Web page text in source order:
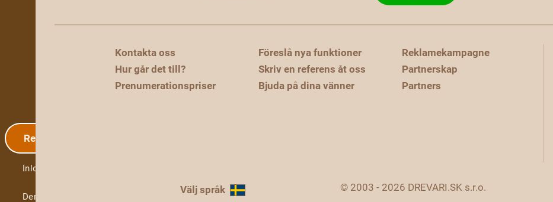
Registrering
Inloggning
Demo
Kontakta oss
Hur går det till?
Prenumerationspriser
Föreslå nya funktioner
Skriv en referens åt oss
Bjuda på dina vänner
Reklamekampagne
Partnerskap
Partners
Välj språk © 2003 - 2026 DREVARI.SK s.r.o.